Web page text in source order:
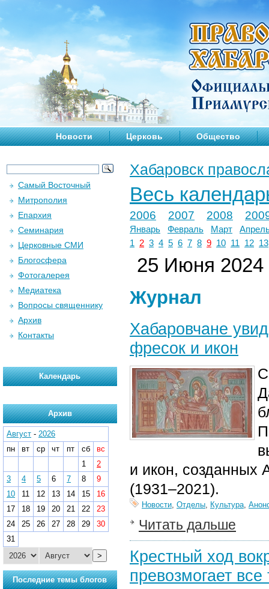
Новости Церковь Общество
Хабаровск
Весь
2006 2007 2008
Январь Февраль Март
1
2 3 4 5 6 7 8 9 10 11 12 13
25 Июня 2024
Журнал
Хабаровчане
фресок и икон
и икон,
(1931–2021).
Новости, Отделы, Культура,
Читать дальше
Крестный ход
превозмогает все
Самый Восточный
Митрополия
Епархия
Семинария
Церковные СМИ
Блогосфера
Фотогалерея
Медиатека
Вопросы священнику
Архив
Контакты
Календарь
Архив
Август - 2026
пн
вт ср чт пт сб
вс
1
2
3
4 5 6 7 8
9
10
11 12 13 14 15
16
17
18 19 20 21 22
23
24
25 26 27 28 29
30
31
>
Последние темы блогов